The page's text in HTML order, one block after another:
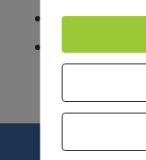
Maße: B
Wandmontage